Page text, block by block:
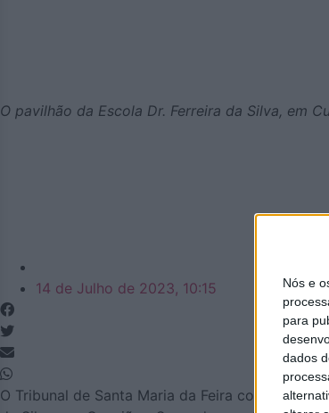
Nós e
para
dados
O pavilhão da Escola Dr. Ferreira da Silva, em
14 de Julho de 2023, 10:15
O Tribunal de Santa Maria da Feira condenou